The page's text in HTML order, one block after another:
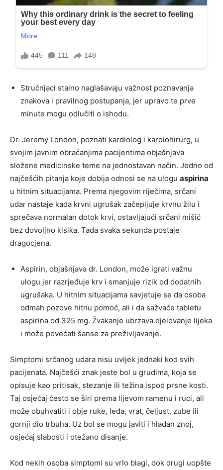
Stručnjaci stalno naglašavaju važnost poznavanja
znakova i pravilnog postupanja, jer upravo te prve
minute mogu odlučiti o ishodu.
Dr. Jeremy London, poznati kardiolog i kardiohirurg, u
svojim javnim obraćanjima pacijentima objašnjava
složene medicinske teme na jednostavan način. Jedno od
najčešćih pitanja koje dobija odnosi se na ulogu aspirina
u hitnim situacijama. Prema njegovim riječima, srčani
udar nastaje kada krvni ugrušak začepljuje krvnu žilu i
sprečava normalan dotok krvi, ostavljajući srčani mišić
bez dovoljno kisika. Tada svaka sekunda postaje
dragocjena.
Aspirin, objašnjava dr. London, može igrati važnu
ulogu jer razrjeđuje krv i smanjuje rizik od dodatnih
ugrušaka. U hitnim situacijama savjetuje se da osoba
odmah pozove hitnu pomoć, ali i da sažvaće tabletu
aspirina od 325 mg. Žvakanje ubrzava djelovanje lijeka
i može povećati šanse za preživljavanje.
Simptomi srčanog udara nisu uvijek jednaki kod svih
pacijenata. Najčešći znak jeste bol u grudima, koja se
opisuje kao pritisak, stezanje ili težina ispod prsne kosti.
Taj osjećaj često se širi prema lijevom ramenu i ruci, ali
može obuhvatiti i obje ruke, leđa, vrat, čeljust, zube ili
gornji dio trbuha. Uz bol se mogu javiti i hladan znoj,
osjećaj slabosti i otežano disanje.
Kod nekih osoba simptomi su vrlo blagi, dok drugi uopšte